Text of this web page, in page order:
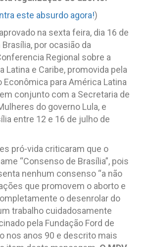
este absurdo agora!)
na sexta feira, dia 16 de
por ocasião da
Regional sobre a
Latina e Caribe, promovida pela
Econômica para América Latina
conjunto com a Secretaria de
do governo Lula, e
entre 12 e 16 de julho de
pró-vida criticaram que o
“Consenso de Brasília”, pois
nenhum consenso “a não
que promovem o aborto e
o desenrolar do
trabalho cuidadosamente
pela Fundação Ford de
nos anos 90 e descrito mais